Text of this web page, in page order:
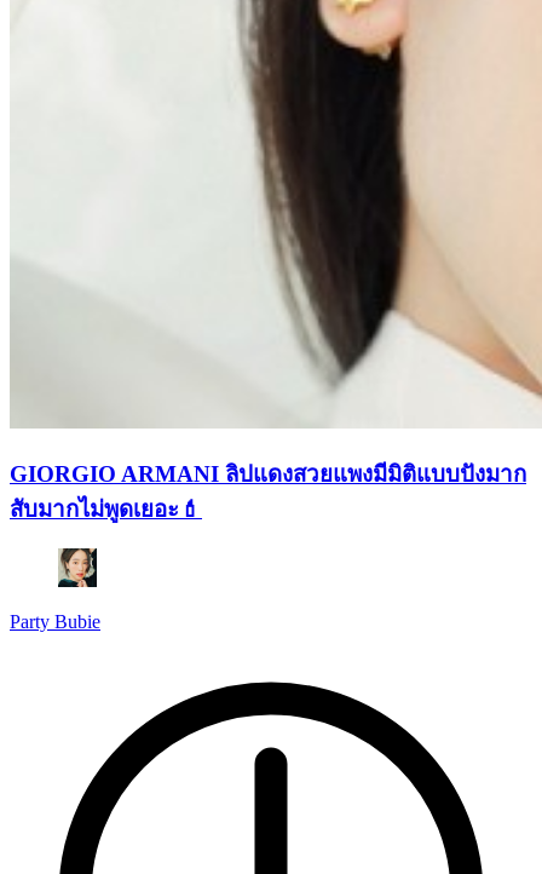
GIORGIO ARMANI ลิปแดงสวยแพงมีมิติแบบปังมาก
สับมากไม่พูดเยอะ💄
Party Bubie